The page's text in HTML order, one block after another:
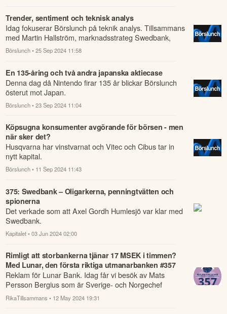
Trender, sentiment och teknisk analys
Idag fokuserar Börslunch på teknik analys. Tillsammans
med Martin Hallström, marknadsstrateg Swedbank,
tittar vi närmare marknadssentimentet...
Börslunch • 25 Sep 2024 11:58
En 135-åring och två andra japanska aktiecase
Denna dag då Nintendo firar 135 år blickar Börslunch
österut mot Japan.
Börslunch • 23 Sep 2024 11:04
Köpsugna konsumenter avgörande för börsen - men
när sker det?
Husqvarna har vinstvarnat och Vitec och Cibus tar in
nytt kapital.
Börslunch • 11 Sep 2024 11:43
375: Swedbank – Oligarkerna, penningtvätten och
spionerna
Det verkade som att Axel Gordh Humlesjö var klar med
Swedbank.
Kapitalet • 03 Jun 2024 02:00
Rimligt att storbankerna tjänar 17 MSEK i timmen?
Med Lunar, den första riktiga utmanarbanken #357
Reklam för Lunar Bank. Idag får vi besök av Mats
Persson Bergius som är Sverige- och Norgechef
på Lunar, som är den första riktiga utmanaren...
RikaTillsammans • 12 May 2024 19:31